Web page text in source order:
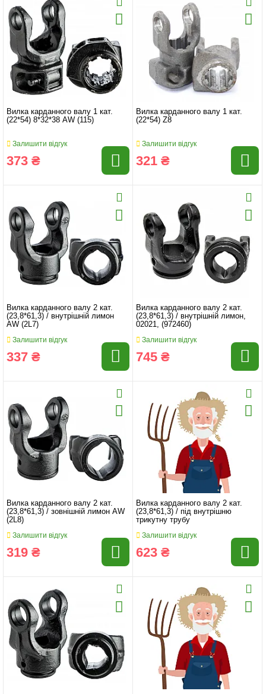
Вилка карданного валу 1 кат.
(22*54) 8*32*38 AW (115)
Залишити відгук
373 ₴
Вилка карданного валу 1 кат.
(22*54) Z8
Залишити відгук
321 ₴
Вилка карданного валу 2 кат.
(23,8*61,3) / внутрішній лимон
AW (2L7)
Залишити відгук
337 ₴
Вилка карданного валу 2 кат.
(23,8*61,3) / внутрішній лимон,
02021, (972460)
Залишити відгук
745 ₴
Вилка карданного валу 2 кат.
(23,8*61,3) / зовнішній лимон AW
(2L8)
Залишити відгук
319 ₴
Вилка карданного валу 2 кат.
(23,8*61,3) / під внутрішню
трикутну трубу
Залишити відгук
623 ₴